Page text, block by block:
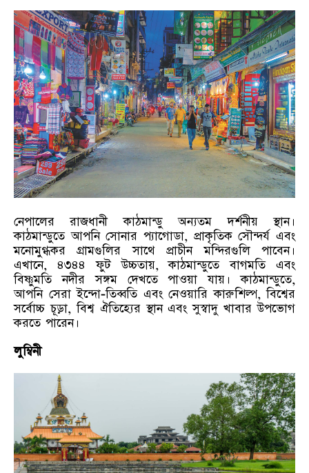
নেপালের রাজধানী কাঠমান্ডু অন্যতম দর্শনীয় স্থান।
কাঠমান্ডুতে আপনি সোনার প্যাগোডা, প্রাকৃতিক সৌন্দর্য এবং
মনোমুগ্ধকর গ্রামগুলির সাথে প্রাচীন মন্দিরগুলি পাবেন।
এখানে, ৪৩৪৪ ফুট উচ্চতায়, কাঠমান্ডুতে বাগমতি এবং
বিষ্ণুমতি নদীর সঙ্গম দেখতে পাওয়া যায়। কাঠমান্ডুতে,
আপনি সেরা ইন্দো-তিব্বতি এবং নেওয়ারি কারুশিল্প, বিশ্বের
সর্বোচ্চ চূড়া, বিশ্ব ঐতিহ্যের স্থান এবং সুস্বাদু খাবার উপভোগ
করতে পারেন।
লুম্বিনী